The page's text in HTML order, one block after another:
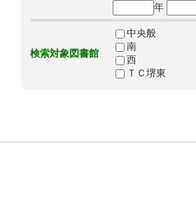
年
検索対象図書館
中央般
南
西
ＴＣ堺東